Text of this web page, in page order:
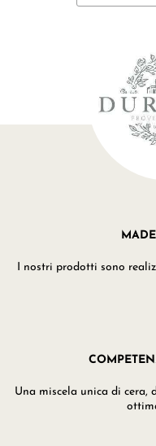
I nostri prodotti sono
Una miscela unica di